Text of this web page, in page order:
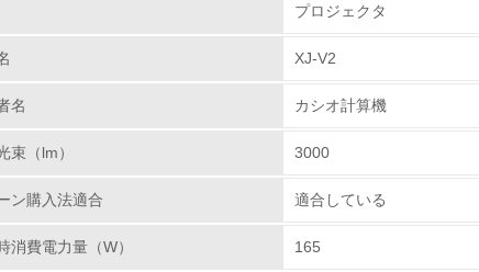
1.環境取り組み体制
No.
プロジェクタ
XJ-V2
名 カシオ計算機
束（lm） 3000
ン購入法適合 適合している
消費電力量（W） 165